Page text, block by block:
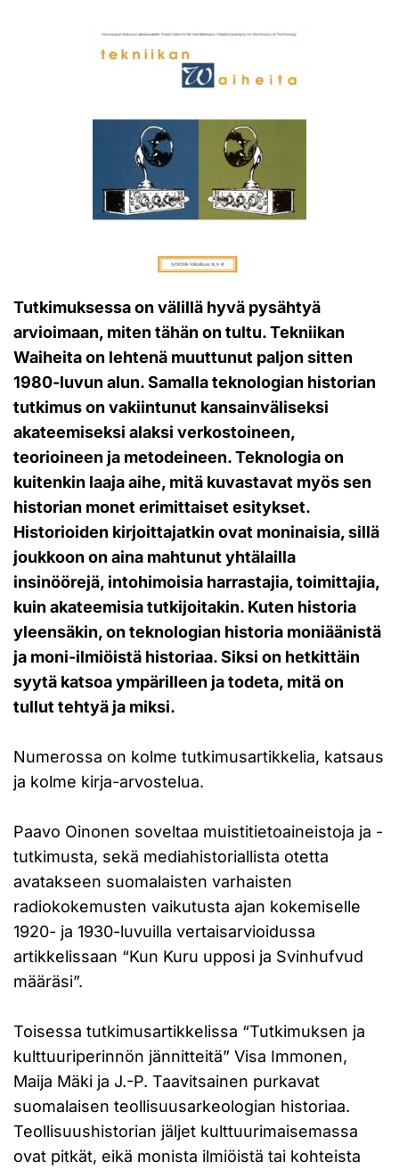
Tutkimuksessa on välillä hyvä pysähtyä
arvioimaan, miten tähän on tultu. Tekniikan
Waiheita on lehtenä muuttunut paljon sitten
1980-luvun alun. Samalla teknologian historian
tutkimus on vakiintunut kansainväliseksi
akateemiseksi alaksi verkostoineen,
teorioineen ja metodeineen. Teknologia on
kuitenkin laaja aihe, mitä kuvastavat myös sen
historian monet erimittaiset esitykset.
Historioiden kirjoittajatkin ovat moninaisia, sillä
joukkoon on aina mahtunut yhtälailla
insinöörejä, intohimoisia harrastajia, toimittajia,
kuin akateemisia tutkijoitakin. Kuten historia
yleensäkin, on teknologian historia moniäänistä
ja moni-ilmiöistä historiaa. Siksi on hetkittäin
syytä katsoa ympärilleen ja todeta, mitä on
tullut tehtyä ja miksi.
Numerossa on kolme tutkimusartikkelia, katsaus
ja kolme kirja-arvostelua.
Paavo Oinonen soveltaa muistitietoaineistoja ja -
tutkimusta, sekä mediahistoriallista otetta
avatakseen suomalaisten varhaisten
radiokokemusten vaikutusta ajan kokemiselle
1920- ja 1930-luvuilla vertaisarvioidussa
artikkelissaan “Kun Kuru upposi ja Svinhufvud
määräsi”.
Toisessa tutkimusartikkelissa “Tutkimuksen ja
kulttuuriperinnön jännitteitä” Visa Immonen,
Maija Mäki ja J.-P. Taavitsainen purkavat
suomalaisen teollisuusarkeologian historiaa.
Teollisuushistorian jäljet kulttuurimaisemassa
ovat pitkät, eikä monista ilmiöistä tai kohteista